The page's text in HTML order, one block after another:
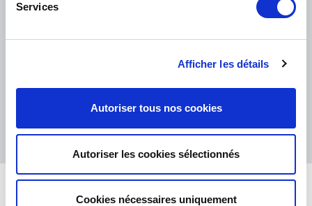
Services
Afficher les détails
Autoriser tous nos cookies
Autoriser les cookies sélectionnés
Cookies nécessaires uniquement
PETITS COLIS : TNT, GÉODIS, FRANCE EXPRESS, DPD
eKomi
Excellent: 4.5/5
Basé sur37828 avis